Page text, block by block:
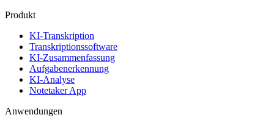
Produkt
KI-Transkription
Transkriptionssoftware
KI-Zusammenfassung
Aufgabenerkennung
KI-Analyse
Notetaker App
Anwendungen